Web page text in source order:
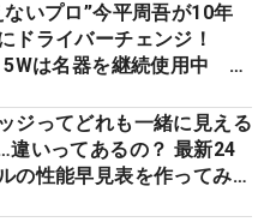
ないプロ”今平周吾が10年
ドライバーチェンジ！
5Wは名器を継続使用中 #
ジってどれも一緒に見える
違いってあるの？ 最新24
の性能早見表を作ってみ